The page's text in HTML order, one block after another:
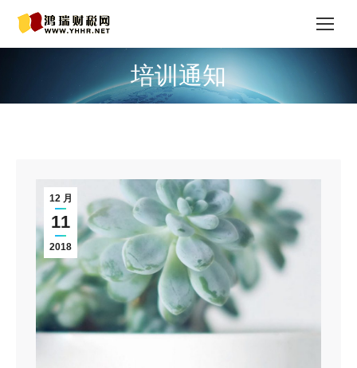
培训通知
您在这里：
12 月
11
2018